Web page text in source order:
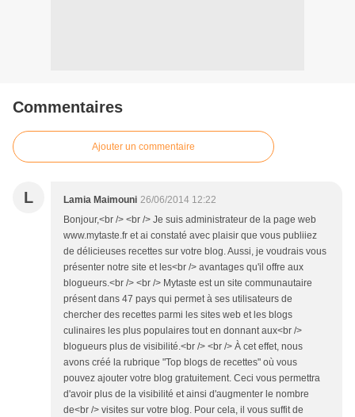
Commentaires
Ajouter un commentaire
L Lamia Maimouni 26/06/2014 12:22
Bonjour,<br /> <br /> Je suis administrateur de la page web
www.mytaste.fr et ai constaté avec plaisir que vous publiiez
de délicieuses recettes sur votre blog. Aussi, je voudrais vous
présenter notre site et les<br /> avantages qu'il offre aux
blogueurs.<br /> <br /> Mytaste est un site communautaire
présent dans 47 pays qui permet à ses utilisateurs de
chercher des recettes parmi les sites web et les blogs
culinaires les plus populaires tout en donnant aux<br />
blogueurs plus de visibilité.<br /> <br /> À cet effet, nous
avons créé la rubrique "Top blogs de recettes" où vous
pouvez ajouter votre blog gratuitement. Ceci vous permettra
d'avoir plus de la visibilité et ainsi d'augmenter le nombre
de<br /> visites sur votre blog. Pour cela, il vous suffit de